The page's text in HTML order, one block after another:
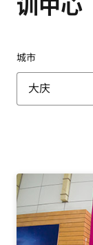
训中心
城市